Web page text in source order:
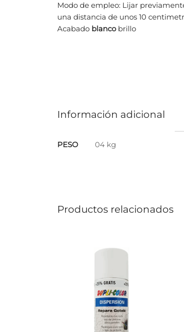
Modo de empleo: Lijar
una distancia de unos 10
Acabado blancobrillo
Información adicional
PESO 04 kg
Productos relacionados